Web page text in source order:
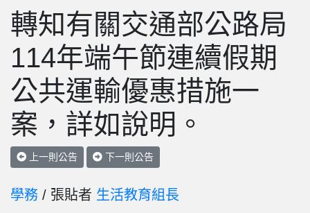
轉知有關交通部公路局
114年端午節連續假期
公共運輸優惠措施一
案，詳如說明。
上一則公告 下一則公告
學務 / 張貼者 生活教育組長